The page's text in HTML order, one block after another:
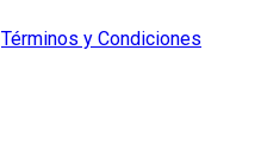
Términos y Condiciones